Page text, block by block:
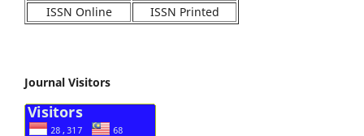
ISSN Online ISSN Printed
Journal Visitors